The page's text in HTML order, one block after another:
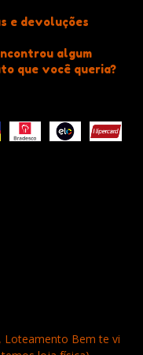
e devoluções
algum
que você queria?
Loteamento Bem te vi